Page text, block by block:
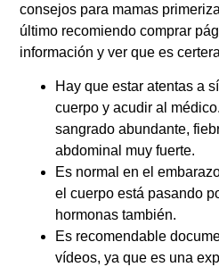
consejos para mamas
último recomiendo comprar
información y ver que es
Hay que estar atentas a
cuerpo y acudir al
sangrado abundante,
abdominal muy fuerte.
Es normal en el
el cuerpo está pasando
hormonas también.
Es recomendable
vídeos, ya que es una